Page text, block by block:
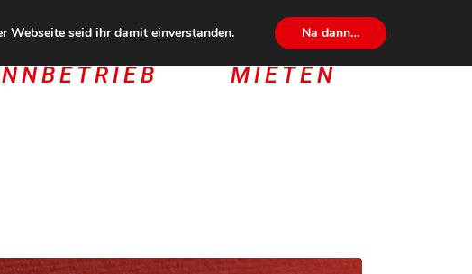
MIETEN
Webseite seid ihr damit einverstanden.
Na dann…